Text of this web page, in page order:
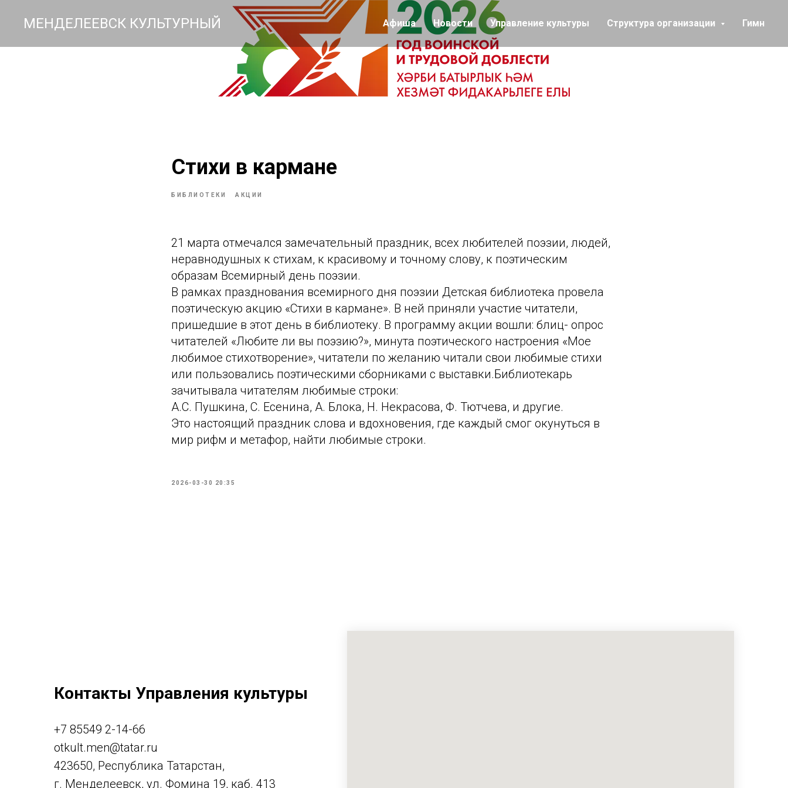
МЕНДЕЛЕЕВСК КУЛЬТУРНЫЙ Афиша Новости Управление культуры Структура организации Гимн
Стихи в кармане
БИБЛИОТЕКИ АКЦИИ
21 марта отмечался замечательный праздник, всех любителей поэзии, людей,
неравнодушных к стихам, к красивому и точному слову, к поэтическим
образам Всемирный день поэзии.
В рамках празднования всемирного дня поэзии Детская библиотека провела
поэтическую акцию «Стихи в кармане». В ней приняли участие читатели,
пришедшие в этот день в библиотеку. В программу акции вошли: блиц- опрос
читателей «Любите ли вы поэзию?», минута поэтического настроения «Мое
любимое стихотворение», читатели по желанию читали свои любимые стихи
или пользовались поэтическими сборниками с выставки.Библиотекарь
зачитывала читателям любимые строки:
А.С. Пушкина, С. Есенина, А. Блока, Н. Некрасова, Ф. Тютчева, и другие.
Это настоящий праздник слова и вдохновения, где каждый смог окунуться в
мир рифм и метафор, найти любимые строки.
2026-03-30 20:35
Контакты Управления культуры
+7 85549 2-14-66
otkult.men@tatar.ru
423650, Республика Татарстан,
г. Менделеевск, ул. Фомина 19, каб. 413